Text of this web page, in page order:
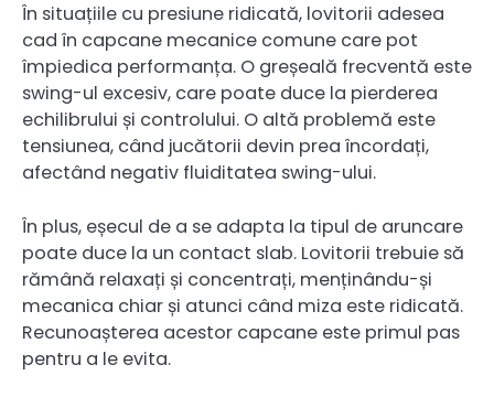
În situațiile cu presiune ridicată, lovitorii adesea
cad în capcane mecanice comune care pot
împiedica performanța. O greșeală frecventă este
swing-ul excesiv, care poate duce la pierderea
echilibrului și controlului. O altă problemă este
tensiunea, când jucătorii devin prea încordați,
afectând negativ fluiditatea swing-ului.
În plus, eșecul de a se adapta la tipul de aruncare
poate duce la un contact slab. Lovitorii trebuie să
rămână relaxați și concentrați, menținându-și
mecanica chiar și atunci când miza este ridicată.
Recunoașterea acestor capcane este primul pas
pentru a le evita.